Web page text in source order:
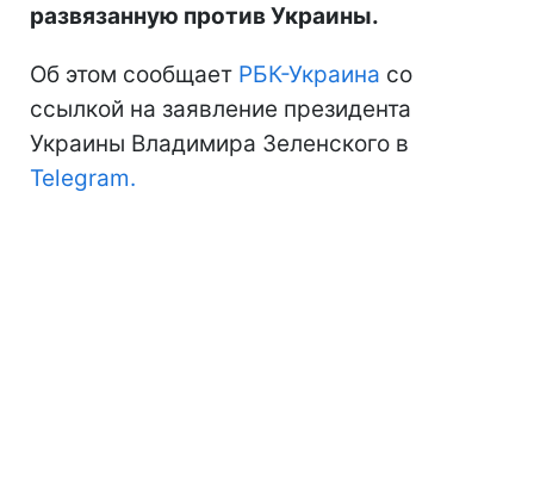
развязанную против Украины.
Об этом сообщает РБК-Украина со
ссылкой на заявление президента
Украины Владимира Зеленского в
Telegram.